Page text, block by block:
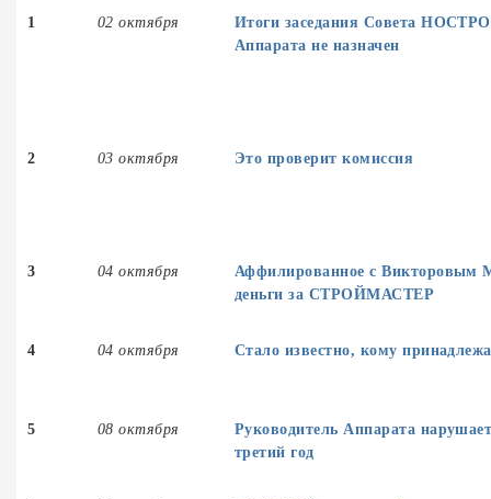
1 02 октября
Итоги заседания Совета
Аппарата не назначен
2 03 октября Это проверит комиссия
3 04 октября
Аффилированное с
деньги за СТРОЙМАСТЕР
4 04 октября Стало известно, кому
5 08 октября
Руководитель Аппарата
третий год